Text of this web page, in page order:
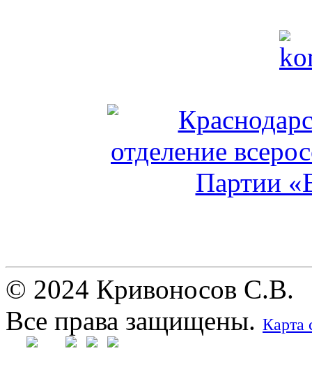
© 2024 Кривоносов С.В.
Все права защищены. Карта